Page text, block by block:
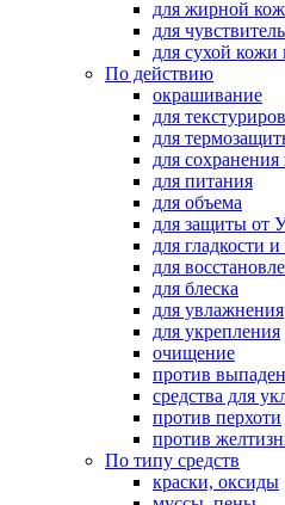
для жирной
для
для сухой кожи
По действию
окрашивание
для
для
для сохранения
для питания
для объема
для защиты от
для гладкости
для
для блеска
для увлажнения
для укрепления
очищение
против
средства для
против перхоти
против
По типу средств
краски, оксиды